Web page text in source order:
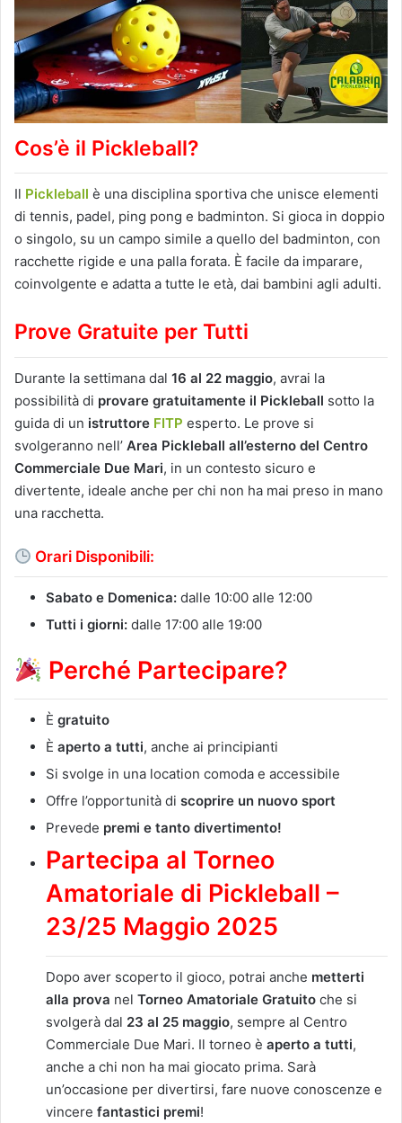
Cos’è il Pickleball?
Il Pickleball è una disciplina sportiva che unisce elementi
di tennis, padel, ping pong e badminton. Si gioca in doppio
o singolo, su un campo simile a quello del badminton, con
racchette rigide e una palla forata. È facile da imparare,
coinvolgente e adatta a tutte le età, dai bambini agli adulti.
Prove Gratuite per Tutti
Durante la settimana dal 16 al 22 maggio, avrai la
possibilità di provare gratuitamente il Pickleball sotto la
guida di un istruttore FITP esperto. Le prove si
svolgeranno nell’ Area Pickleball all’esterno del Centro
Commerciale Due Mari, in un contesto sicuro e
divertente, ideale anche per chi non ha mai preso in mano
una racchetta.
Orari Disponibili:
Sabato e Domenica: dalle 10:00 alle 12:00
Tutti i giorni: dalle 17:00 alle 19:00
Perché Partecipare?
È gratuito
È aperto a tutti, anche ai principianti
Si svolge in una location comoda e accessibile
Offre l’opportunità di scoprire un nuovo sport
Prevede premi e tanto divertimento!
Partecipa al Torneo
Amatoriale di Pickleball –
23/25 Maggio 2025
Dopo aver scoperto il gioco, potrai anche metterti
alla prova nel Torneo Amatoriale Gratuito che si
svolgerà dal 23 al 25 maggio, sempre al Centro
Commerciale Due Mari. Il torneo è aperto a tutti,
anche a chi non ha mai giocato prima. Sarà
un’occasione per divertirsi, fare nuove conoscenze e
vincere fantastici premi!